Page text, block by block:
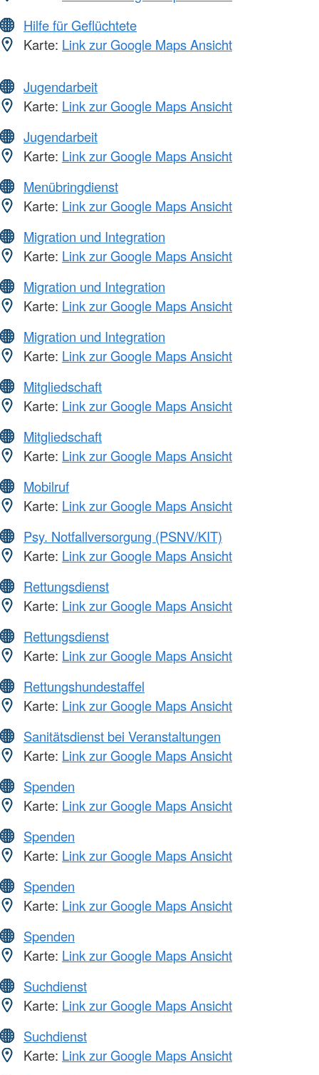
Hilfe für Geflüchtete
Karte: Link zur Google Maps Ansicht
Jugendarbeit
Karte: Link zur Google Maps Ansicht
Jugendarbeit
Karte: Link zur Google Maps Ansicht
Menübringdienst
Karte: Link zur Google Maps Ansicht
Migration und Integration
Karte: Link zur Google Maps Ansicht
Migration und Integration
Karte: Link zur Google Maps Ansicht
Migration und Integration
Karte: Link zur Google Maps Ansicht
Mitgliedschaft
Karte: Link zur Google Maps Ansicht
Mitgliedschaft
Karte: Link zur Google Maps Ansicht
Mobilruf
Karte: Link zur Google Maps Ansicht
Psy. Notfallversorgung (PSNV/KIT)
Karte: Link zur Google Maps Ansicht
Rettungsdienst
Karte: Link zur Google Maps Ansicht
Rettungsdienst
Karte: Link zur Google Maps Ansicht
Rettungshundestaffel
Karte: Link zur Google Maps Ansicht
Sanitätsdienst bei Veranstaltungen
Karte: Link zur Google Maps Ansicht
Spenden
Karte: Link zur Google Maps Ansicht
Spenden
Karte: Link zur Google Maps Ansicht
Spenden
Karte: Link zur Google Maps Ansicht
Spenden
Karte: Link zur Google Maps Ansicht
Suchdienst
Karte: Link zur Google Maps Ansicht
Suchdienst
Karte: Link zur Google Maps Ansicht